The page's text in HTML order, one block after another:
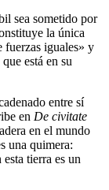
sea sometido por
la única
fuerzas iguales» y
está en su
entre sí
en De civitate
en el mundo
una quimera:
tierra es un